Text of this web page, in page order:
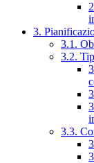
3.
3.1.
3.2.
3.3.